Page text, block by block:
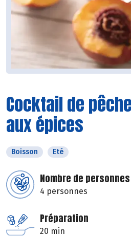
Cocktail de
aux épices
Boisson Eté
Nombre de personnes
4 personnes
Préparation
20 min